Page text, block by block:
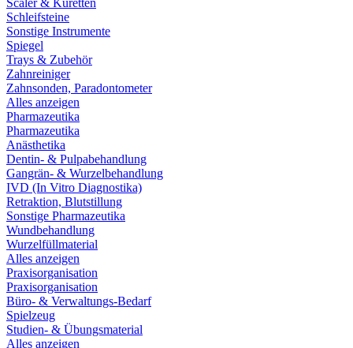
Scaler & Küretten
Schleifsteine
Sonstige Instrumente
Spiegel
Trays & Zubehör
Zahnreiniger
Zahnsonden, Paradontometer
Alles anzeigen
Pharmazeutika
Pharmazeutika
Anästhetika
Dentin- & Pulpabehandlung
Gangrän- & Wurzelbehandlung
IVD (In Vitro Diagnostika)
Retraktion, Blutstillung
Sonstige Pharmazeutika
Wundbehandlung
Wurzelfüllmaterial
Alles anzeigen
Praxisorganisation
Praxisorganisation
Büro- & Verwaltungs-Bedarf
Spielzeug
Studien- & Übungsmaterial
Alles anzeigen